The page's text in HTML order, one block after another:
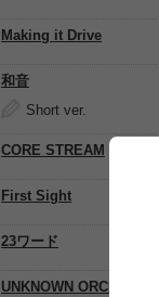
Making it Drive
和音
Short ver.
CORE STREAM
First Sight
23ワード
UNKNOWN ORCHESTRA